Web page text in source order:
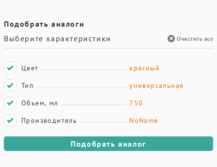
Подобрать аналоги
Выберите характеристики
Очистить все
Цвет
красный
Тип
универсальная
Объем, мл
750
Производитель
NoName
Подобрать аналог